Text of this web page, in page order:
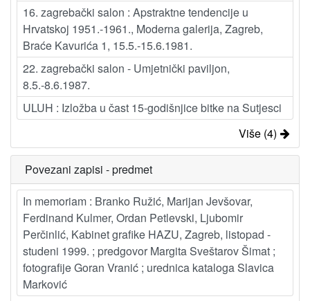
16. zagrebački salon : Apstraktne tendencije u
Hrvatskoj 1951.-1961., Moderna galerija, Zagreb,
Braće Kavurića 1, 15.5.-15.6.1981.
22. zagrebački salon - Umjetnički paviljon,
8.5.-8.6.1987.
ULUH : Izložba u čast 15-godišnjice bitke na Sutjesci
Više (4)
Povezani zapisi - predmet
In memoriam : Branko Ružić, Marijan Jevšovar,
Ferdinand Kulmer, Ordan Petlevski, Ljubomir
Perčinlić, Kabinet grafike HAZU, Zagreb, listopad -
studeni 1999. ; predgovor Margita Sveštarov Šimat ;
fotografije Goran Vranić ; urednica kataloga Slavica
Marković